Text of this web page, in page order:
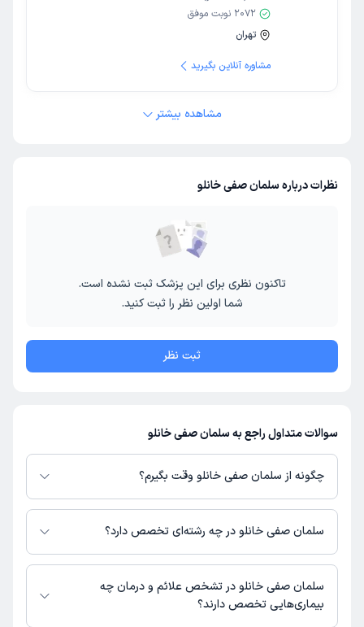
2072 نوبت موفق
تهران
مشاوره آنلاین بگیرید
مشاهده بیشتر
نظرات درباره سلمان صفی خانلو
تاکنون نظری برای این پزشک ثبت نشده است.
شما اولین نظر را ثبت کنید.
ثبت نظر
سوالات متداول راجع به سلمان صفی خانلو
چگونه از سلمان صفی خانلو وقت بگیرم؟
در صورتی کهسلمان صفی خانلودارای پروفایل فعال و نوبت‌دهی باز در پلتفرم
دکترتو باشند، می‌توانید از طریق این پلتفرم برای دریافت نوبت اقدام کنید. در
مطب، شماره تماس، برنامه حضور در مطب، تصاویر پزشک، ساعات کاری و سایر
اطلاعات مرتبط با خدمات پزشکی و نوبت‌گیری ممکن است در پروفایل ایشان در
دکترتو در دسترس باشد
سلمان صفی خانلو در چه رشته‌ای تخصص دارد؟
سلمان صفی خانلو در رشته‌های زیر (پیراپزشکی) تخصص دارند:
روانشناسی
سلمان صفی خانلو در تشخص علائم و درمان چه
بیماری‌هایی تخصص دارند؟